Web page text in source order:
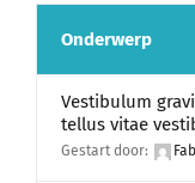
Onderwerp
Vestibulum
tellus vitae
Gestart door: